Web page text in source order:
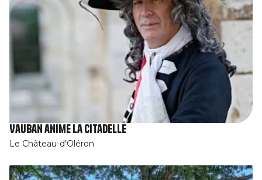
Vauban anime la citadelle
Le Château-d'Oléron